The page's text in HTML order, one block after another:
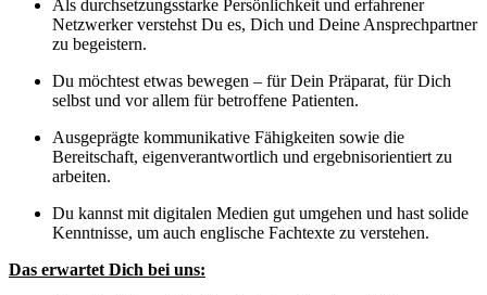
Als durchsetzungsstarke Persönlichkeit und erfahrener
Netzwerker verstehst Du es, Dich und Deine Ansprechpartner
zu begeistern.
Du möchtest etwas bewegen – für Dein Präparat, für Dich
selbst und vor allem für betroffene Patienten.
Ausgeprägte kommunikative Fähigkeiten sowie die
Bereitschaft, eigenverantwortlich und ergebnisorientiert zu
arbeiten.
Du kannst mit digitalen Medien gut umgehen und hast solide
Kenntnisse, um auch englische Fachtexte zu verstehen.
Das erwartet Dich bei uns: